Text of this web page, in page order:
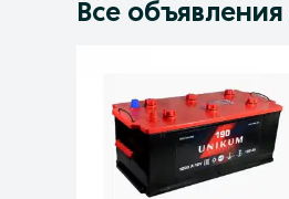
Все объявления